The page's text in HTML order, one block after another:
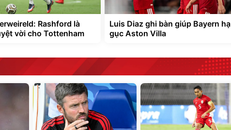
Rashford là
vời cho Tottenham
Luis Diaz ghi bàn giúp Bayern hạ
gục Aston Villa